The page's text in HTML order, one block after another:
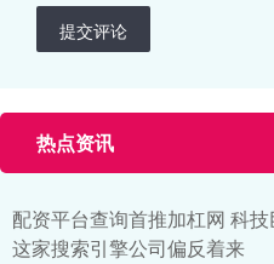
提交评论
热点资讯
配资平台查询首推加杠网 科技
这家搜索引擎公司偏反着来